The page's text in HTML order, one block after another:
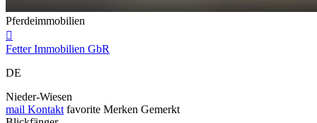
Pferdeimmobilien

Fetter Immobilien GbR
DE
Nieder-Wiesen
mail Kontakt favorite Merken Gemerkt